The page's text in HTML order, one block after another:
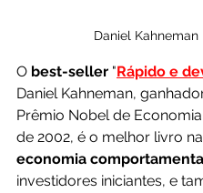
Daniel Kahneman
O best-seller "Rápido e
Daniel Kahneman,
Prêmio Nobel de
de 2002, é o melhor livro
economia
investidores iniciantes, e